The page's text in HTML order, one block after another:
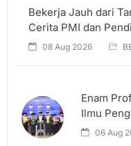
Bekerja Jauh dari
Cerita PMI dan
08 Aug 2026
Enam
Ilmu
06 Aug